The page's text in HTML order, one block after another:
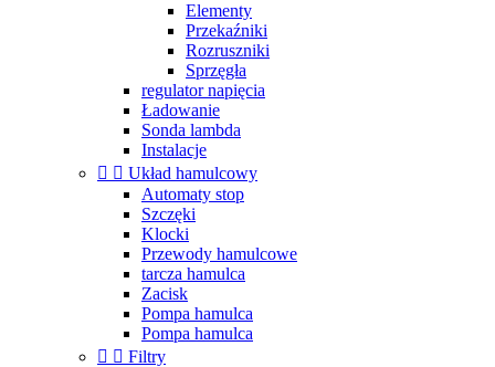
Elementy
Przekaźniki
Rozruszniki
Sprzęgła
regulator napięcia
Ładowanie
Sonda lambda
Instalacje
  Układ hamulcowy
Automaty stop
Szczęki
Klocki
Przewody hamulcowe
tarcza hamulca
Zacisk
Pompa hamulca
Pompa hamulca
  Filtry